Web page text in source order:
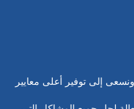
إلى توفير أعلى معايير